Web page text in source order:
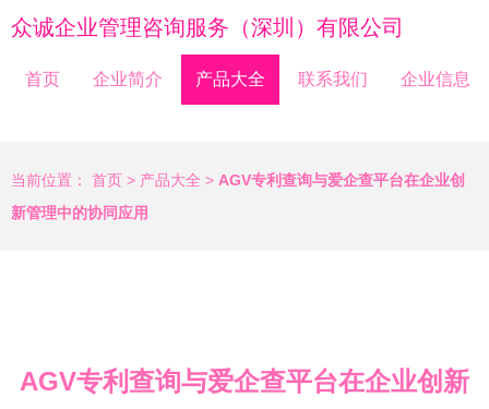
众诚企业管理咨询服务（深圳）有限公司
首页 企业简介 产品大全 联系我们 企业信息
当前位置： 首页 > 产品大全 > AGV专利查询与爱企查平台在企业创
新管理中的协同应用
AGV专利查询与爱企查平台在企业创新